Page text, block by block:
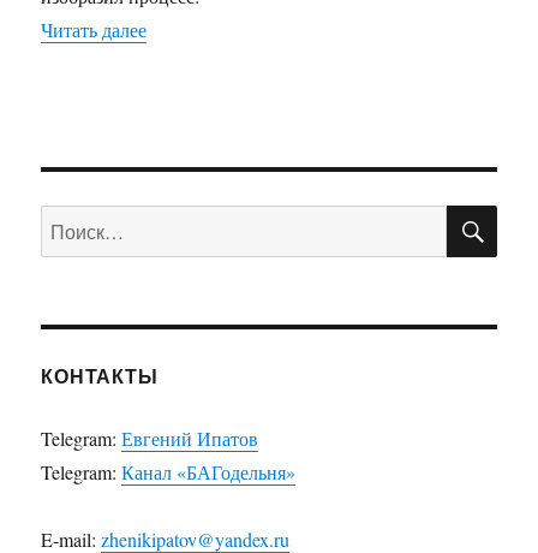
Читать далее
Искать:
КОНТАКТЫ
Telegram:Евгений Ипатов
Telegram:Канал «БАГодельня»
E-mail:zhenikipatov@yandex.ru